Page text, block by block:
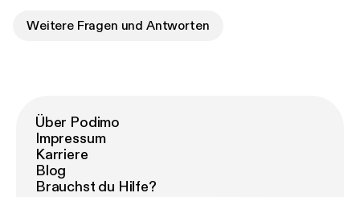
Weitere Fragen und Antworten
Über Podimo
Impressum
Karriere
Blog
Brauchst du Hilfe?